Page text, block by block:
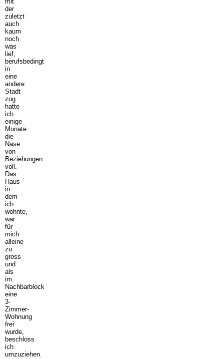
der
zuletzt
auch
kaum
noch
was
lief,
berufsbedingt
in
eine
andere
Stadt
zog
hatte
ich
einige
Monate
die
Nase
von
Beziehungen
voll.
Das
Haus
in
dem
ich
wohnte,
war
für
mich
alleine
zu
gross
und
als
im
Nachbarblock
eine
3-
Zimmer-
Wohnung
frei
wurde,
beschloss
ich
umzuziehen.